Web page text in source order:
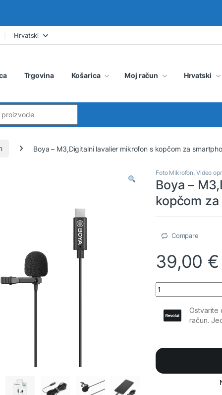
Hrvatski
Trgovina Košarica Moj račun Hrvatski
Boya – M3,Digitalni lavalier mikrofon s kopčom za
Foto Mikrofon, Video
Boya –
kopčom
Compare
39,00 €
Boya -